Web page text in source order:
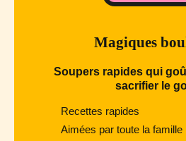
Magiques
Soupers rapides qui
sacrifier le
Recettes rapides
Aimées par toute la famille